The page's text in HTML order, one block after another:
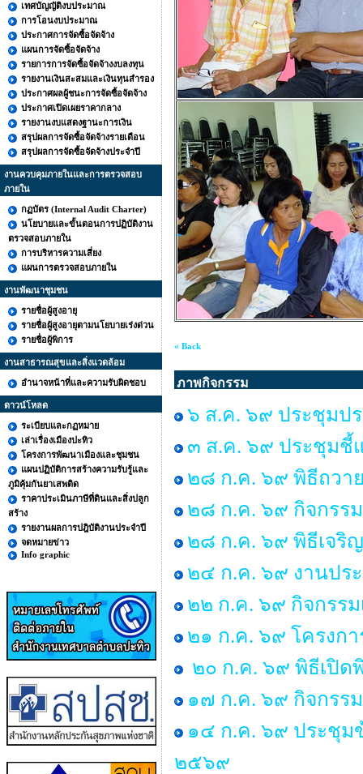
เทศบัญญัติงบประมาณ
การโอนงบประมาณ
ประกาศการจัดซื้อจัดจ้าง
แผนการจัดซื้อจัดจ้าง
รายการการจัดซื้อจัดจ้างงบลงทุน
รายงานเงินสะสมและเงินทุนสำรอง
ประกาศผลผู้ชนะการจัดซื้อจัดจ้าง
ประกาศเปิดเผยราคากลาง
รายงานงบแสดงฐานะการเงิน
สรุปผลการจัดซื้อจัดจ้างรายเดือน
สรุปผลการจัดซื้อจัดจ้างประจำปี
งานควบคุมภายในและการตรวจสอบ
ภายใน
กฏบัตร (Internal Audit Charter)
นโยบายและขั้นตอนการปฏิบัติงาน
ตรวจสอบภายใน
การบริหารความเสี่ยง
แผนการตรวจสอบภายใน
งานพัฒนาชุมชน
รายชื่อผู้สูงอายุ
รายชื่อผู้สูงอายุตามนโยบายเร่งด่วน
รายชื่อผู้พิการ
งานสาธารณสุขและสิ่งแวดล้อม
อำนาจหน้าที่และความรับผิดชอบ
ดาวน์โหลด
ระเบียบและกฏหมาย
เล่าเรื่องเมืองปะทิว
โครงการพัฒนาเมืองและชุมชน
แผนปฏิบัติการสร้างความรับรู้และ
ภูมิคุ้มกันยาเสพติด
ราคาประเมินภาษีที่ดินและสิ่งปลูก
สร้าง
รายงานผลการปฎิบัติงานประจำปี
จดหมายข่าว
Info graphic
« Back
ภาพกิจกรรม
๖ ส.ค. ๖๙ ประชุมป
๓ ส.ค. ๖๙ ประชุมชี้
๒๘ ก.ค. ๖๙ พิธีถวา
๒๘ ก.ค. ๖๙ กิจกรร
๒๘ ก.ค. ๖๙ พิธีเจริ
๒๔ ก.ค. ๖๙ งานปร
๒๒ ก.ค. ๖๙ กิจกรร
๒๑ ก.ค. ๖๙ โครงก
๒๐ ก.ค. ๖๙ พิธีเปิ
๑๗ ก.ค. ๖๙ กิจกรร
๑๔ ก.ค. ๖๙ ประชุม
๒๕๖๙